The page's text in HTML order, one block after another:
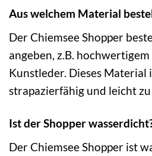
Aus welchem Material
Der Chiemsee Shopper
angeben, z.B.
Kunstleder. Dieses Material
strapazierfähig und leicht
Ist der Shopper
Der Chiemsee Shopper ist